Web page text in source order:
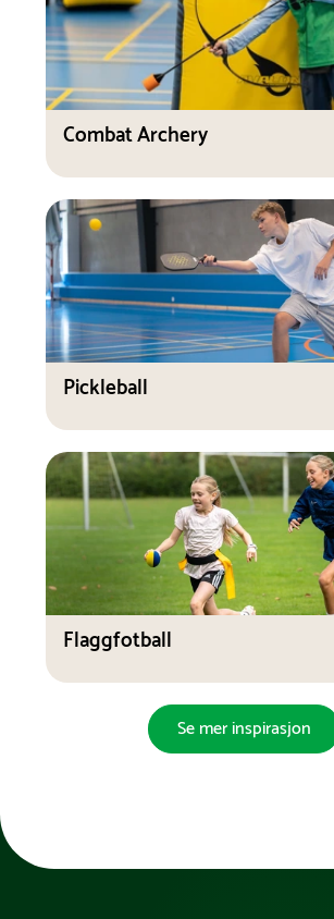
Combat Archery
Pickleball
Flaggfotball
Se mer inspirasjon